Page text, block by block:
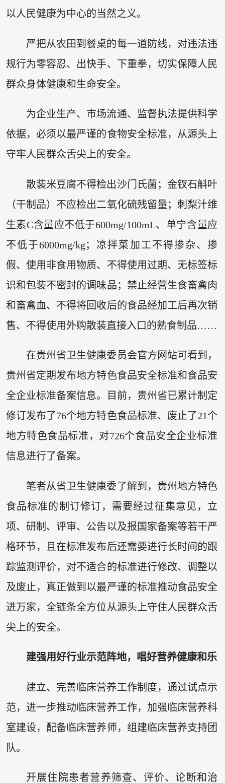
以人民健康为中心的当然之义。
严把从农田到餐桌的每一道防线，对违法违
规行为零容忍、出快手、下重拳，切实保障人民
群众身体健康和生命安全。
为企业生产、市场流通、监督执法提供科学
依据，必须以最严谨的食物安全标准，从源头上
守牢人民群众舌尖上的安全。
散装米豆腐不得检出沙门氏菌；金钗石斛叶
（干制品）不应检出二氧化硫残留量；刺梨汁维
生素C含量应不低于600mg/100mL、单宁含量应
不低于6000mg/kg；凉拌菜加工不得掺杂、掺
假、使用非食用物质、不得使用过期、无标签标
识和包装不密封的调味品；禁止经营生食畜禽肉
和畜禽血、不得将回收后的食品经加工后再次销
售、不得使用外购散装直接入口的熟食制品……
在贵州省卫生健康委员会官方网站可看到，
贵州省定期发布地方特色食品安全标准和食品安
全企业标准备案信息。目前，贵州省已累计制定
修订发布了76个地方特色食品标准、废止了21个
地方特色食品标准，对726个食品安全企业标准
信息进行了备案。
笔者从省卫生健康委了解到，贵州地方特色
食品标准的制订修订，需要经过征集意见，立
项、研制、评审、公告以及报国家备案等若干严
格环节，且在标准发布后还需要进行长时间的跟
踪监测评价，对不适合的标准进行修改、调整以
及废止，真正做到以最严谨的标准推动食品安全
进万家，全链条全方位从源头上守住人民群众舌
尖上的安全。
建强用好行业示范阵地，唱好营养健康和乐
建立、完善临床营养工作制度，通过试点示
范，进一步推动临床营养工作，加强临床营养科
室建设，配备临床营养师，组建临床营养支持团
队。
开展住院患者营养筛查、评价、论断和治